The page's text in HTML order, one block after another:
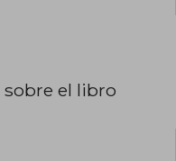
el libro